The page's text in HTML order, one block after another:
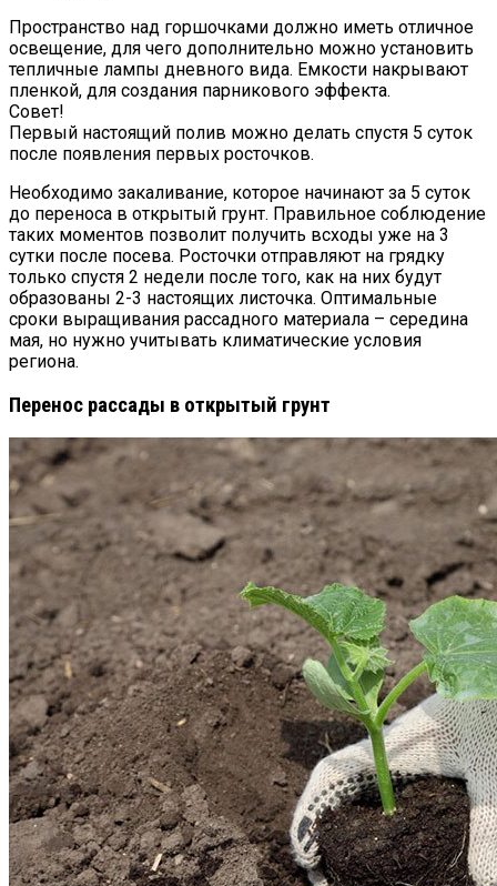
Пространство над горшочками должно иметь отличное
освещение, для чего дополнительно можно установить
тепличные лампы дневного вида. Емкости накрывают
пленкой, для создания парникового эффекта.
Совет!
Первый настоящий полив можно делать спустя 5 суток
после появления первых росточков.
Необходимо закаливание, которое начинают за 5 суток
до переноса в открытый грунт. Правильное соблюдение
таких моментов позволит получить всходы уже на 3
сутки после посева. Росточки отправляют на грядку
только спустя 2 недели после того, как на них будут
образованы 2-3 настоящих листочка. Оптимальные
сроки выращивания рассадного материала – середина
мая, но нужно учитывать климатические условия
региона.
Перенос рассады в открытый грунт